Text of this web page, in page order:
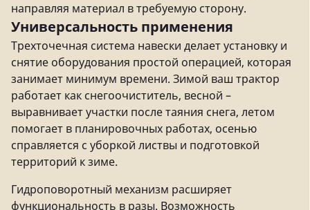
направляя материал в требуемую сторону.
Универсальность применения
Трехточечная система навески делает установку и
снятие оборудования простой операцией, которая
занимает минимум времени. Зимой ваш трактор
работает как снегоочиститель, весной –
выравнивает участки после таяния снега, летом
помогает в планировочных работах, осенью
справляется с уборкой листвы и подготовкой
территорий к зиме.
Гидроповоротный механизм расширяет
функциональность в разы. Возможность